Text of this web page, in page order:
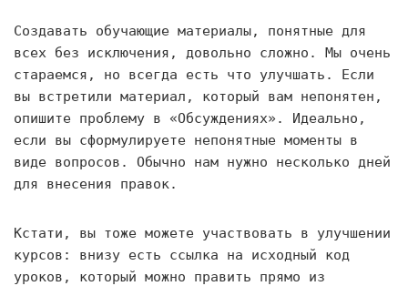
Создавать обучающие материалы, понятные для
всех без исключения, довольно сложно. Мы очень
стараемся, но всегда есть что улучшать. Если
вы встретили материал, который вам непонятен,
опишите проблему в «Обсуждениях». Идеально,
если вы сформулируете непонятные моменты в
виде вопросов. Обычно нам нужно несколько дней
для внесения правок.
Кстати, вы тоже можете участвовать в улучшении
курсов: внизу есть ссылка на исходный код
уроков, который можно править прямо из